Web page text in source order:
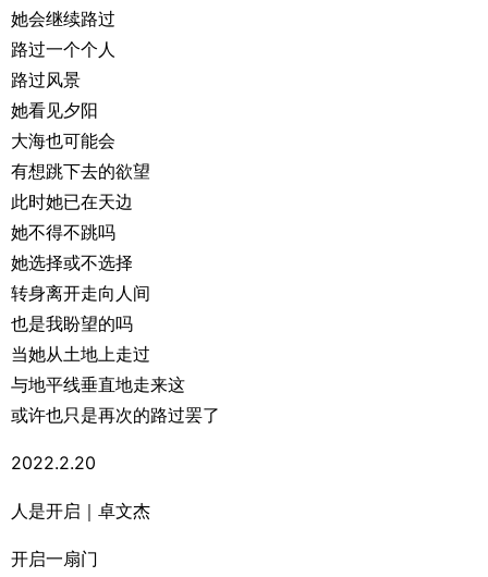
她会继续路过
路过一个个人
路过风景
她看见夕阳
大海也可能会
有想跳下去的欲望
此时她已在天边
她不得不跳吗
她选择或不选择
转身离开走向人间
也是我盼望的吗
当她从土地上走过
与地平线垂直地走来这
或许也只是再次的路过罢了
2022.2.20
人是开启｜卓文杰
开启一扇门